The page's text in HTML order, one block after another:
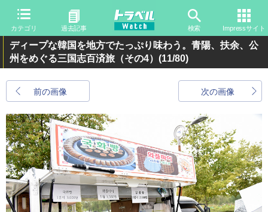
カテゴリ 過去記事 検索 Impressサイト
ディープな韓国を地方でたっぷり味わう。青陽、扶余、公
州をめぐる三国志百済旅（その4） (11/80)
前の画像 次の画像